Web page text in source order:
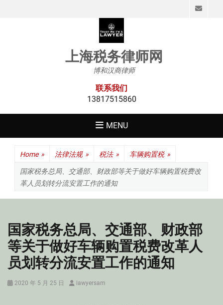
上海税务律师网
博和汉商律师
联系我们
13817515860
MENU
Home » 法律法规 » 税法 » 车辆购置税 »
国家税务总局、交通部、财政部等关于做好车辆购置税费改
革人员划转分流安置工作的通知
国家税务总局、交通部、财政部
等关于做好车辆购置税费改革人
员划转分流安置工作的通知
Posted
2020 年 5 月 25 日 Authorlawyersam